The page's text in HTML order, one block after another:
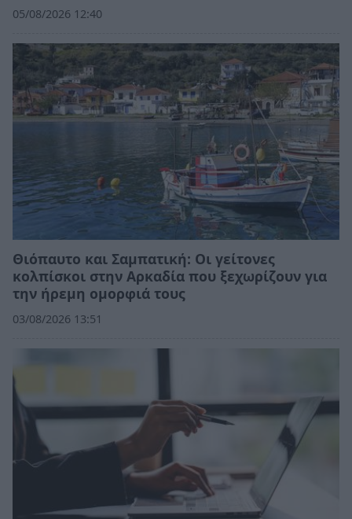
05/08/2026 12:40
Θιόπαυτο και Σαμπατική: Οι γείτονες
κολπίσκοι στην Αρκαδία που ξεχωρίζουν για
την ήρεμη ομορφιά τους
03/08/2026 13:51